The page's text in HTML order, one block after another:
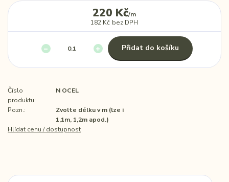
220 Kč/m
182 Kč bez DPH
Přidat do košíku
Číslo
produktu:
N OCEL
Pozn.:
Zvolte délku v m (lze i
1,1m, 1,2m apod.)
Hlídat cenu / dostupnost